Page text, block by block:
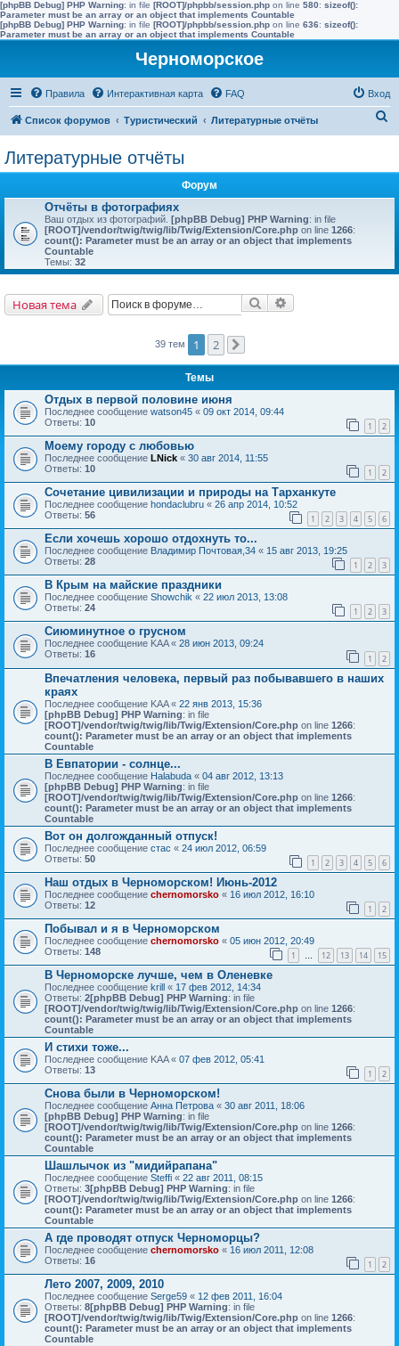
[phpBB Debug] PHP Warning: in file [ROOT]/phpbb/session.php on line 580: sizeof():
Parameter must be an array or an object that implements Countable
[phpBB Debug] PHP Warning: in file [ROOT]/phpbb/session.php on line 636: sizeof():
Parameter must be an array or an object that implements Countable
Черноморское
Правила Интерактивная карта FAQ Вход
Список форумов Туристический Литературные отчёты
Литературные отчёты
Форум
Отчёты в фотографиях
Ваш отдых из фотографий. [phpBB Debug] PHP Warning: in file
[ROOT]/vendor/twig/twig/lib/Twig/Extension/Core.php on line 1266:
count(): Parameter must be an array or an object that implements
Countable
Темы: 32
Новая тема Поиск
39 тем 1 2
Темы
Отдых в первой половине июня
Последнее сообщение watson45 « 09 окт 2014, 09:44
Ответы: 10 1 2
Моему городу с любовью
Последнее сообщение LNick « 30 авг 2014, 11:55
Ответы: 10 1 2
Сочетание цивилизации и природы на Тарханкуте
Последнее сообщение hondaclubru « 26 апр 2014, 10:52
Ответы: 56 1 2 3 4 5 6
Если хочешь хорошо отдохнуть то...
Последнее сообщение Владимир Почтовая,34 « 15 авг 2013, 19:25
Ответы: 28 1 2 3
В Крым на майские праздники
Последнее сообщение Showchik « 22 июл 2013, 13:08
Ответы: 24 1 2 3
Сиюминутное о грусном
Последнее сообщение KAA« 28 июн 2013, 09:24
Ответы: 16 1 2
Впечатления человека, первый раз побывавшего в наших
краях
Последнее сообщение KAA« 22 янв 2013, 15:36
[phpBB Debug] PHP Warning: in file
[ROOT]/vendor/twig/twig/lib/Twig/Extension/Core.php on line 1266:
count(): Parameter must be an array or an object that implements
Countable
В Евпатории - солнце...
Последнее сообщение Halabuda « 04 авг 2012, 13:13
[phpBB Debug] PHP Warning: in file
[ROOT]/vendor/twig/twig/lib/Twig/Extension/Core.php on line 1266:
count(): Parameter must be an array or an object that implements
Countable
Вот он долгожданный отпуск!
Последнее сообщение стас « 24 июл 2012, 06:59
Ответы: 50 1 2 3 4 5 6
Наш отдых в Черноморском! Июнь-2012
Последнее сообщение chernomorsko « 16 июл 2012, 16:10
Ответы: 12 1 2
Побывал и я в Черноморском
Последнее сообщение chernomorsko « 05 июн 2012, 20:49
Ответы: 148 1 12 13 14 15
В Черноморске лучше, чем в Оленевке
Последнее сообщение krill « 17 фев 2012, 14:34
Ответы: 2[phpBB Debug] PHP Warning: in file
[ROOT]/vendor/twig/twig/lib/Twig/Extension/Core.php on line 1266:
count(): Parameter must be an array or an object that implements
Countable
И стихи тоже...
Последнее сообщение KAA« 07 фев 2012, 05:41
Ответы: 13 1 2
Снова были в Черноморском!
Последнее сообщение Анна Петрова « 30 авг 2011, 18:06
[phpBB Debug] PHP Warning: in file
[ROOT]/vendor/twig/twig/lib/Twig/Extension/Core.php on line 1266:
count(): Parameter must be an array or an object that implements
Countable
Шашлычок из "мидийрапана"
Последнее сообщение Steffi « 22 авг 2011, 08:15
Ответы: 3[phpBB Debug] PHP Warning: in file
[ROOT]/vendor/twig/twig/lib/Twig/Extension/Core.php on line 1266:
count(): Parameter must be an array or an object that implements
Countable
А где проводят отпуск Черноморцы?
Последнее сообщение chernomorsko « 16 июл 2011, 12:08
Ответы: 16 1 2
Лето 2007, 2009, 2010
Последнее сообщение Serge59 « 12 фев 2011, 16:04
Ответы: 8[phpBB Debug] PHP Warning: in file
[ROOT]/vendor/twig/twig/lib/Twig/Extension/Core.php on line 1266:
count(): Parameter must be an array or an object that implements
Countable